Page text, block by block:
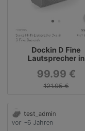
Dockin D Fine
Lautsprecher in
99.99 €
121.95 €
test_admin
vor ~6 Jahren